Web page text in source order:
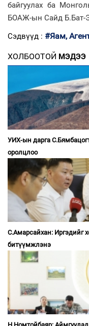
байгуулах ба
БОАЖ-ын Сайд Б.Бат-
Сэдвүүд : #Яам,
ХОЛБООТОЙ МЭДЭЭ
УИХ-ын дарга
оролцлоо
С.Амарсайхан: Иргэдийг
битүүмжлэнэ